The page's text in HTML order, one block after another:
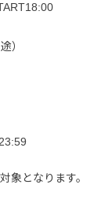
）
象となります。